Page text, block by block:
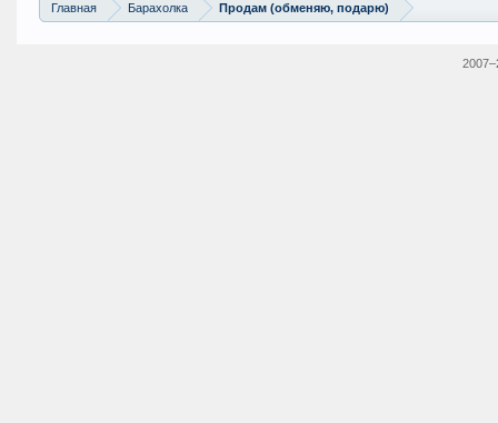
Главная Барахолка Продам (обменяю, подарю)
2007–